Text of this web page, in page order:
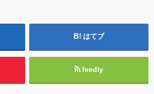
はてブ
feedly